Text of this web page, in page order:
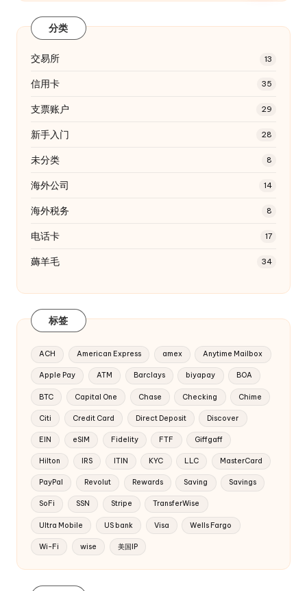
分类
交易所 13
信用卡 35
支票账户 29
新手入门 28
未分类 8
海外公司 14
海外税务 8
电话卡 17
薅羊毛 34
标签
ACH American Express amex Anytime Mailbox
Apple Pay ATM Barclays biyapay BOA
BTC Capital One Chase Checking Chime
Citi Credit Card Direct Deposit Discover
EIN eSIM Fidelity FTF Giffgaff
Hilton IRS ITIN KYC LLC MasterCard
PayPal Revolut Rewards Saving Savings
SoFi SSN Stripe TransferWise
Ultra Mobile US bank Visa Wells Fargo
Wi-Fi wise 美国IP